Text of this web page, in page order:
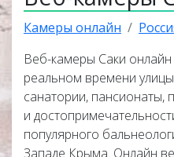
Камеры онлайн
Веб-камеры Саки
реальном времени
санатории, пансионаты,
и
популярного
Западе Крыма. Онлайн